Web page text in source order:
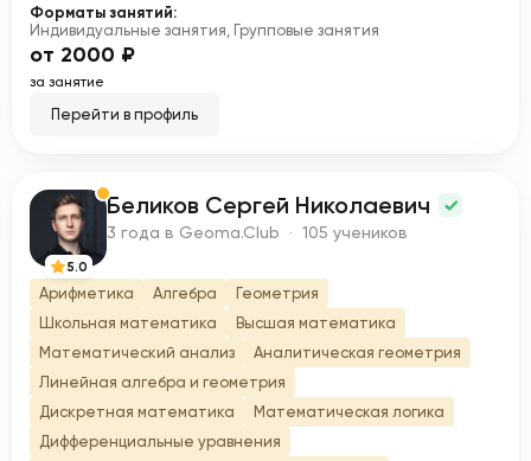
Форматы занятий:
Индивидуальные занятия, Групповые занятия
от 2000 ₽
за занятие
Перейти в профиль
Б
5.0
Беликов Сергей Николаевич
3 года в Geoma.Club · 105 учеников
Арифметика Алгебра
Геометрия
Школьная математика
Высшая математика
Математический анализ
Аналитическая геометрия
Линейная алгебра и геометрия
Дискретная математика
Математическая логика
Дифференциальные уравнения